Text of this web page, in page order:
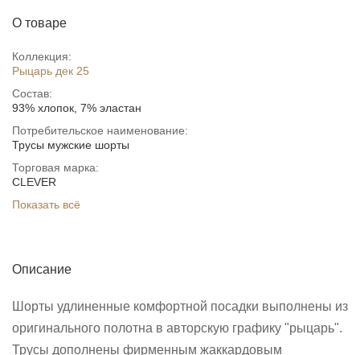
О товаре
Коллекция:
Рыцарь дек 25
Состав:
93% хлопок, 7% эластан
Потребительское наименование:
Трусы мужские шорты
Торговая марка:
CLEVER
Показать всё
Описание
Шорты удлиненные комфортной посадки выполнены из
оригинального полотна в авторскую графику "рыцарь".
Трусы дополнены фирменным жаккардовым